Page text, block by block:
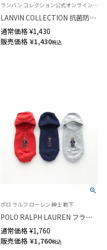
ランバン コレクション公式オンラインショップ 紳士 靴下
LANVIN COLLECTION 抗菌防臭
8x2RIB JL刺繍 クルー丈 ビジネ
スソックス メンズ 02402019
通常価格 ¥1,430
販売価格 ¥1,430税込
ポロ ラルフ ローレン 紳士 靴下
POLO RALPH LAUREN フラッ
グベア フットカバー オーガニ
ックコットン混 メンズ ソック
ス 02022286
通常価格 ¥1,760
販売価格 ¥1,760税込